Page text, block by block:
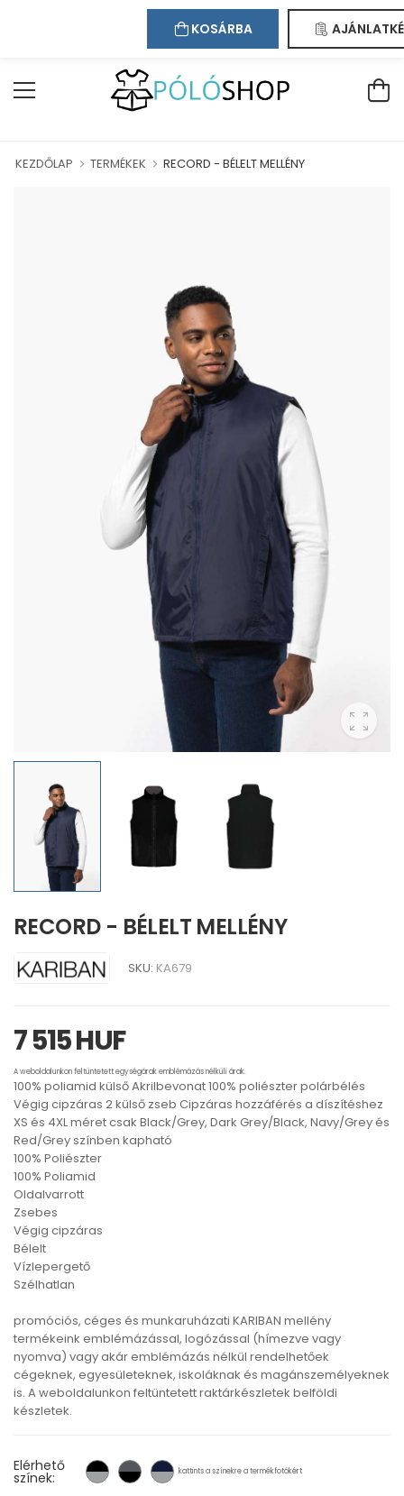
ÜDVÖZÖLJÜK WEBÁRUHÁZUNKBAN!
Kapcsolat Regisztráció
KEZDŐLAP TERMÉKEK RECORD - BÉLELT MELLÉNY
RECORD - BÉLELT MELLÉNY
SKU: KA679
7 515 HUF
A weboldalunkon feltüntetett egységárak emblémázás nélküli árak.
100% poliamid külső Akrilbevonat 100% poliészter polárbélés
Végig cipzáras 2 külső zseb Cipzáras hozzáférés a díszítéshez
XS és 4XL méret csak Black/Grey, Dark Grey/Black, Navy/Grey és
Red/Grey színben kapható
100% Poliészter
100% Poliamid
Oldalvarrott
Zsebes
Végig cipzáras
Bélelt
Vízlepergető
Szélhatlan
promóciós, céges és munkaruházati KARIBAN mellény
termékeink emblémázással, logózással (hímezve vagy
nyomva) vagy akár emblémázás nélkül rendelhetőek
cégeknek, egyesületeknek, iskoláknak és magánszemélyeknek
is. A weboldalunkon feltüntetett raktárkészletek belföldi
készletek.
Elérhető
színek: kattints a színekre a termékfotókért
KOSÁRBA